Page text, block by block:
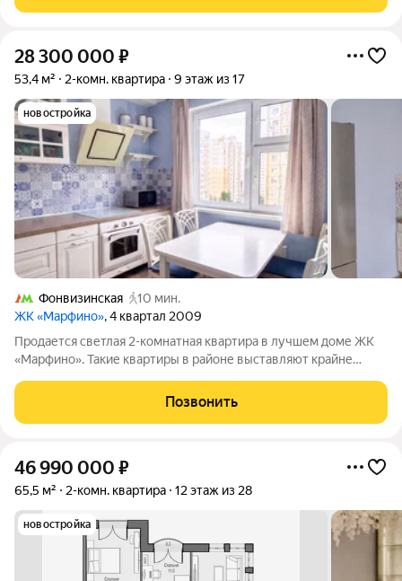
28 300 000 ₽
53,4 м² 2-комн. квартира 9 этаж из 17
новостройка
Фонвизинская
10 мин.
ЖК «Марфино», 4 квартал 2009
Продается светлая 2-комнатная квартира в лучшем доме ЖК
«Марфино». Такие квартиры в районе выставляют крайне
кухня, застекленная лоджия с системой хранения IKEA. Ремонт
2019 г.: полная замена
Позвонить
46 990 000 ₽
65,5 м² 2-комн. квартира 12 этаж из 28
новостройка